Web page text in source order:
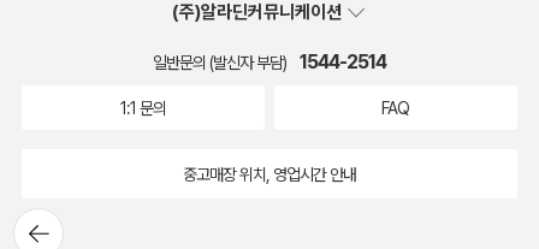
뒤로가
(주)알라딘커뮤니케이션
일반문의 (발신자 부담) 1544-2514
1:1 문의 FAQ
중고매장 위치, 영업시간 안내